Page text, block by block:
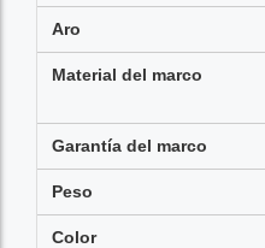
Aro
Material del marco
Garantía del marco
Peso
Color